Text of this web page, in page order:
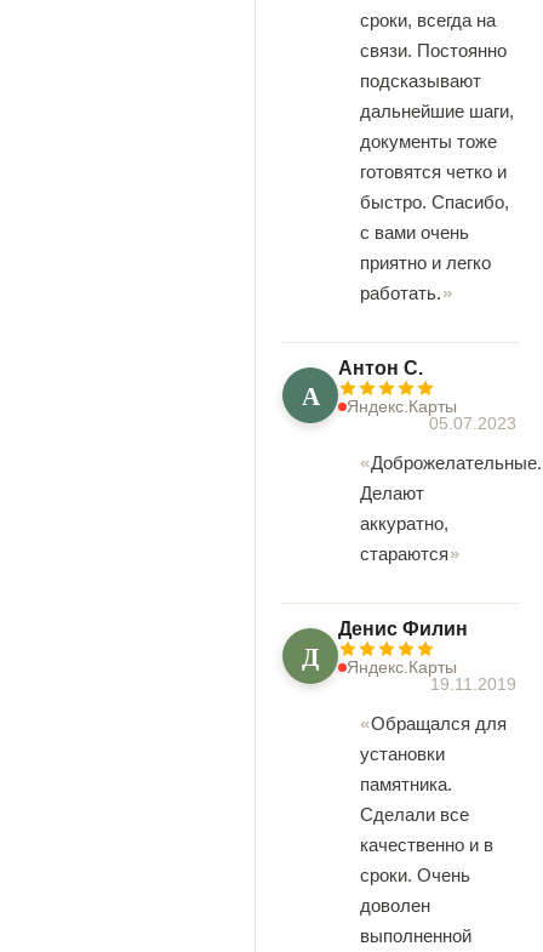
сроки, всегда на
связи. Постоянно
подсказывают
дальнейшие шаги,
документы тоже
готовятся четко и
быстро. Спасибо,
с вами очень
приятно и легко
работать.
А
Антон С.
Яндекс.Карты
05.07.2023
Доброжелательные.
Делают
аккуратно,
стараются
Д
Денис Филин
Яндекс.Карты
19.11.2019
Обращался для
установки
памятника.
Сделали все
качественно и в
сроки. Очень
доволен
выполненной